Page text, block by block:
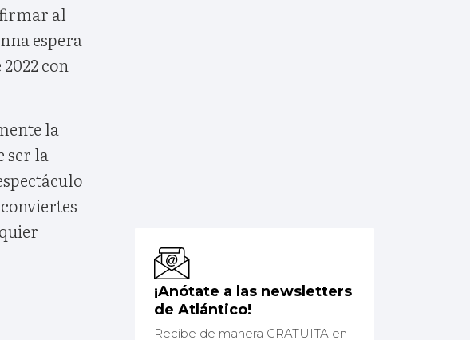
al
espera
con
la
ser la
¡Anótate a las newsletters
de Atlántico!
Recibe de manera GRATUITA en